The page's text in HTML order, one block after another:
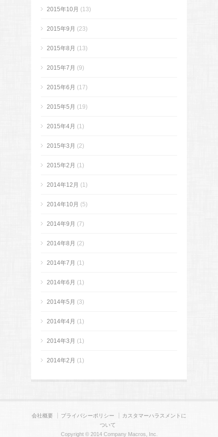
2015年10月 (13)
2015年9月 (23)
2015年8月 (13)
2015年7月 (9)
2015年6月 (17)
2015年5月 (19)
2015年4月 (1)
2015年3月 (2)
2015年2月 (1)
2014年12月 (1)
2014年10月 (5)
2014年9月 (7)
2014年8月 (2)
2014年7月 (1)
2014年6月 (1)
2014年5月 (3)
2014年4月 (1)
2014年3月 (1)
2014年2月 (1)
会社概要 プライバシーポリシー
カスタマーハラスメントに
ついて
Copyright © 2014 Company Macros, Inc.